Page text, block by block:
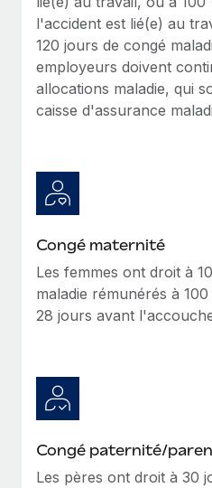
En savoir plus
l'accident est lié(e) au
120 jours de congé
employeurs doivent
allocations maladie, qui
caisse d'assurance
Congé maternité
Les femmes ont droit à
maladie rémunérés à
28 jours avant
Congé paternité/
Les pères ont droit à 30